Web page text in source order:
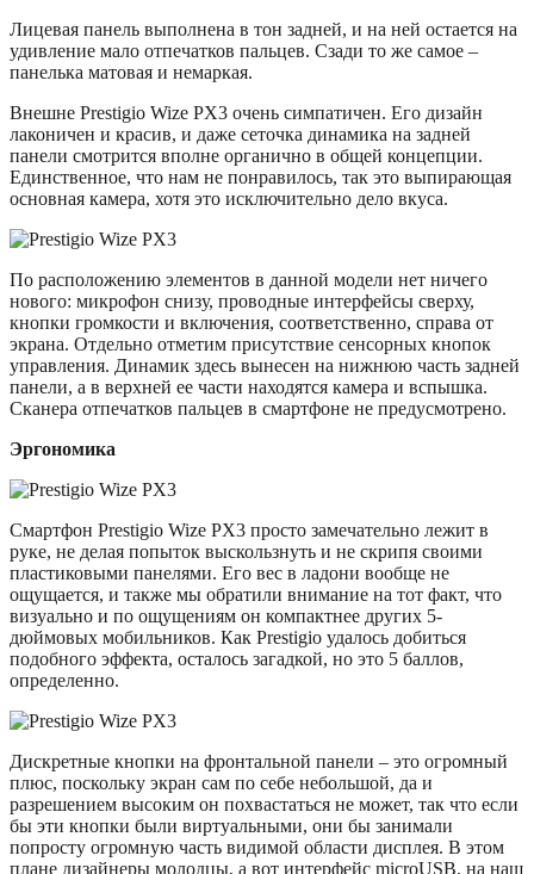
Лицевая панель выполнена в тон задней, и на ней остается на
удивление мало отпечатков пальцев. Сзади то же самое –
панелька матовая и немаркая.
Внешне Prestigio Wize PX3 очень симпатичен. Его дизайн
лаконичен и красив, и даже сеточка динамика на задней
панели смотрится вполне органично в общей концепции.
Единственное, что нам не понравилось, так это выпирающая
основная камера, хотя это исключительно дело вкуса.
По расположению элементов в данной модели нет ничего
нового: микрофон снизу, проводные интерфейсы сверху,
кнопки громкости и включения, соответственно, справа от
экрана. Отдельно отметим присутствие сенсорных кнопок
управления. Динамик здесь вынесен на нижнюю часть задней
панели, а в верхней ее части находятся камера и вспышка.
Сканера отпечатков пальцев в смартфоне не предусмотрено.
Эргономика
Смартфон Prestigio Wize PX3 просто замечательно лежит в
руке, не делая попыток выскользнуть и не скрипя своими
пластиковыми панелями. Его вес в ладони вообще не
ощущается, и также мы обратили внимание на тот факт, что
визуально и по ощущениям он компактнее других 5-
дюймовых мобильников. Как Prestigio удалось добиться
подобного эффекта, осталось загадкой, но это 5 баллов,
определенно.
Дискретные кнопки на фронтальной панели – это огромный
плюс, поскольку экран сам по себе небольшой, да и
разрешением высоким он похвастаться не может, так что если
бы эти кнопки были виртуальными, они бы занимали
попросту огромную часть видимой области дисплея. В этом
плане дизайнеры молодцы, а вот интерфейс microUSB, на наш